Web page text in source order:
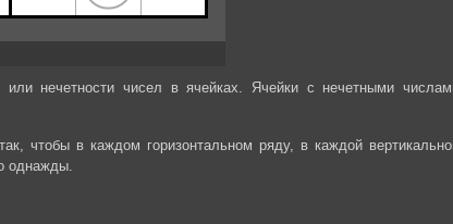
нечетности чисел в ячейках. Ячейки с нечетными
чтобы в каждом горизонтальном ряду, в каждой
однажды.